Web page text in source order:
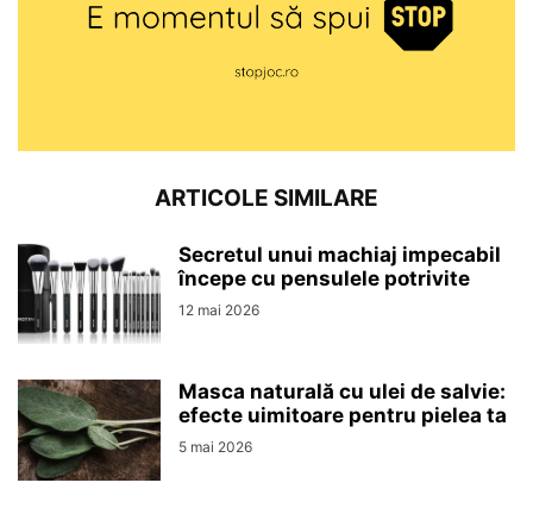
ARTICOLE SIMILARE
Secretul unui machiaj impecabil
începe cu pensulele potrivite
12 mai 2026
Masca naturală cu ulei de salvie:
efecte uimitoare pentru pielea ta
5 mai 2026